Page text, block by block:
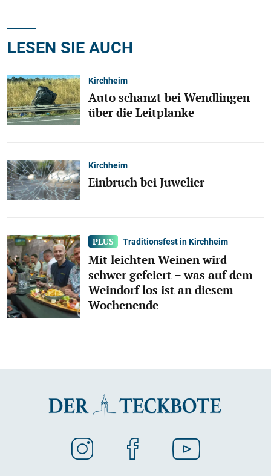
LESEN SIE AUCH
Kirchheim
Auto schanzt bei Wendlingen
über die Leitplanke
Kirchheim
Einbruch bei Juwelier
Traditionsfest in Kirchheim
Mit leichten Weinen wird
schwer gefeiert – was auf dem
Weindorf los ist an diesem
Wochenende